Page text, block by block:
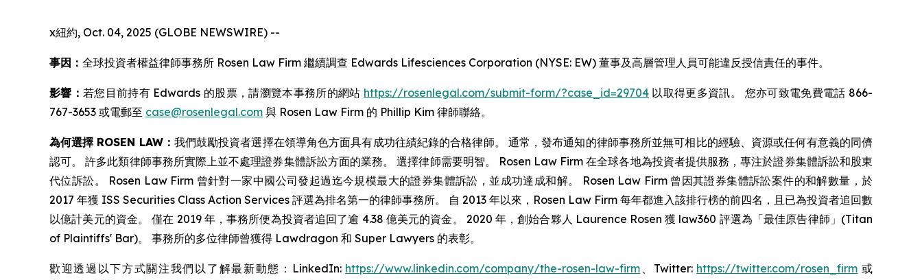
x紐約, Oct. 04, 2025 (GLOBE NEWSWIRE) --
事因： 全球投資者權益律師事務所 Rosen Law Firm 繼續調查 Edwards Lifesciences Corporation (NYSE: EW) 董事及高層管理人員可能違反授信責任的事件。
影響：若您目前持有 Edwards 的股票，請瀏覽本事務所的網站 https://rosenlegal.com/submit-form/?case_id=29704 以取得更多資訊。 您亦可致電免費電話 866-
767-3653 或電郵至 case@rosenlegal.com 與 Rosen Law Firm 的 Phillip Kim 律師聯絡。
為何選擇 ROSEN LAW： 我們鼓勵投資者選擇在領導角色方面具有成功往績紀錄的合格律師。 通常，發布通知的律師事務所並無可相比的經驗、資源或任何有意義的同儕
認可。 許多此類律師事務所實際上並不處理證券集體訴訟方面的業務。 選擇律師需要明智。 Rosen Law Firm 在全球各地為投資者提供服務，專注於證券集體訴訟和股東
代位訴訟。 Rosen Law Firm 曾針對一家中國公司發起過迄今規模最大的證券集體訴訟，並成功達成和解。 Rosen Law Firm 曾因其證券集體訴訟案件的和解數量，於
2017 年獲 ISS Securities Class Action Services 評選為排名第一的律師事務所。 自 2013 年以來，Rosen Law Firm 每年都進入該排行榜的前四名，且已為投資者追回數
以億計美元的資金。 僅在 2019 年，事務所便為投資者追回了逾 4.38 億美元的資金。 2020 年，創始合夥人 Laurence Rosen 獲 law360 評選為「最佳原告律師」(Titan
of Plaintiffs' Bar)。 事務所的多位律師曾獲得 Lawdragon 和 Super Lawyers 的表彰。
歡迎透過以下方式關注我們以了解最新動態：LinkedIn: https://www.linkedin.com/company/the-rosen-law-firm 、Twitter: https://twitter.com/rosen_firm 或